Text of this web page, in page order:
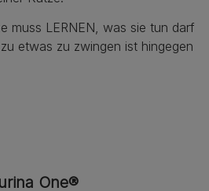
muss LERNEN, was sie tun darf
etwas zu zwingen ist hingegen
One®